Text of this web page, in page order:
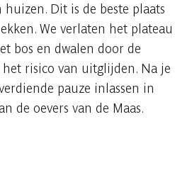
Dit is de beste plaats
We verlaten het plateau
bos en dwalen door de
het risico van uitglijden. Na je
pauze inlassen in
de oevers van de Maas.